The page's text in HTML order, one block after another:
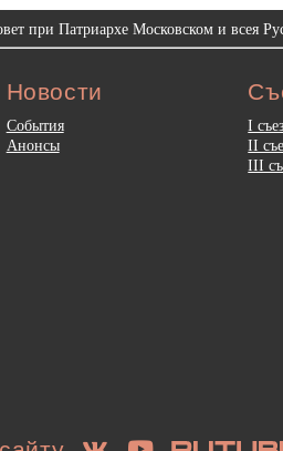
при Патриархе Московском и всея
Новости
События
Анонсы
I
II
III